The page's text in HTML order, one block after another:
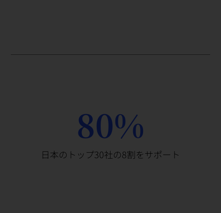
80%
日本のトップ30社の8割をサポート